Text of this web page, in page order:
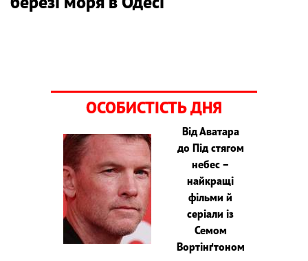
ОСОБИСТІСТЬ ДНЯ
Від Аватара
до Під стягом
небес –
найкращі
фільми й
серіали із
Семом
Вортінґтоном